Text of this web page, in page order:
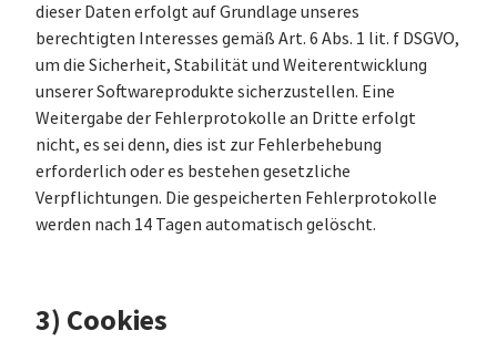
dieser Daten erfolgt auf Grundlage unseres
berechtigten Interesses gemäß Art. 6 Abs. 1 lit. f DSGVO,
um die Sicherheit, Stabilität und Weiterentwicklung
unserer Softwareprodukte sicherzustellen. Eine
Weitergabe der Fehlerprotokolle an Dritte erfolgt
nicht, es sei denn, dies ist zur Fehlerbehebung
erforderlich oder es bestehen gesetzliche
Verpflichtungen. Die gespeicherten Fehlerprotokolle
werden nach 14 Tagen automatisch gelöscht.
3) Cookies